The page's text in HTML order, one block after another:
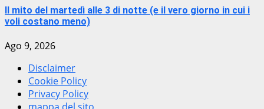
Il mito del martedì alle 3 di notte (e il vero giorno in cui i
voli costano meno)
Ago 9, 2026
Disclaimer
Cookie Policy
Privacy Policy